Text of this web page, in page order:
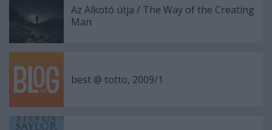
Az Alkotó útja / The Way of the Creating
Man
best @ totto, 2009/1